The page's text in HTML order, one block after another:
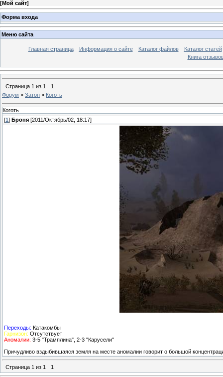
[Мой сайт]
Форма входа
Меню сайта
Главная страница Информация о сайте Каталог файлов
Каталог статей
Книга
Страница 1 из 1
1
Форум » Затон » Коготь
Коготь
[1 ] Броня [2011/Октябрь/02, 18:17]
Переходы: Катакомбы
Гарнизон: Отсутствует
Аномалии: 3-5 "Трамплина", 2-3 "Карусели"
Причудливо вздыбившаяся земля на месте аномалии говорит о большой
Страница 1 из 1 1